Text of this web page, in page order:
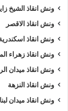
ونش انقاذ الشيخ
ونش انقاذ الاقصر
ونش انقاذ
ونش انقاذ زهراء
ونش انقاذ ميدان
ونش انقاذ النزهة
ونش انقاذ ميدان